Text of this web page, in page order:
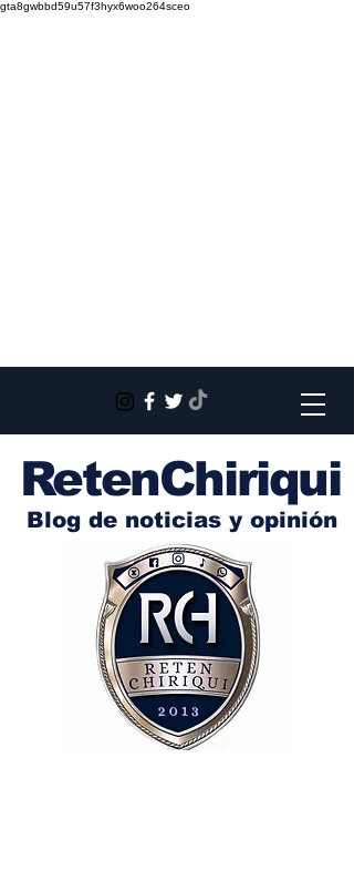
gta8gwbbd59u57f3hyx6woo264sceo
RetenChiriqui
Blog de noticias y opinión